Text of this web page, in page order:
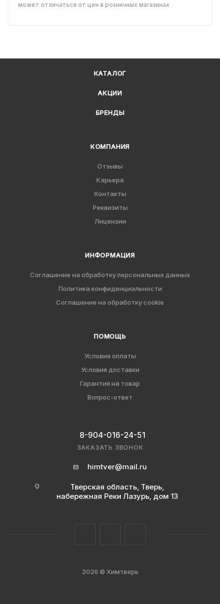
может отличаться от цен в розничных магазинах
КАТАЛОГ
АКЦИИ
БРЕНДЫ
КОМПАНИЯ
Отзывы
Карьера
Контакты
Реквизиты
Лицензии
ИНФОРМАЦИЯ
Соглашение на обработку персональных данных
Политика конфиденциальности
Соглашение на обработку cookie
ПОМОЩЬ
Условия оплаты
Условия доставки
Гарантия на товар
Вопрос-ответ
8-904-016-24-51
ЗАКАЗАТЬ ЗВОНОК
himtver@mail.ru
Тверская область, Тверь,
набережная Реки Лазурь, дом 13
2026 © Химтверь